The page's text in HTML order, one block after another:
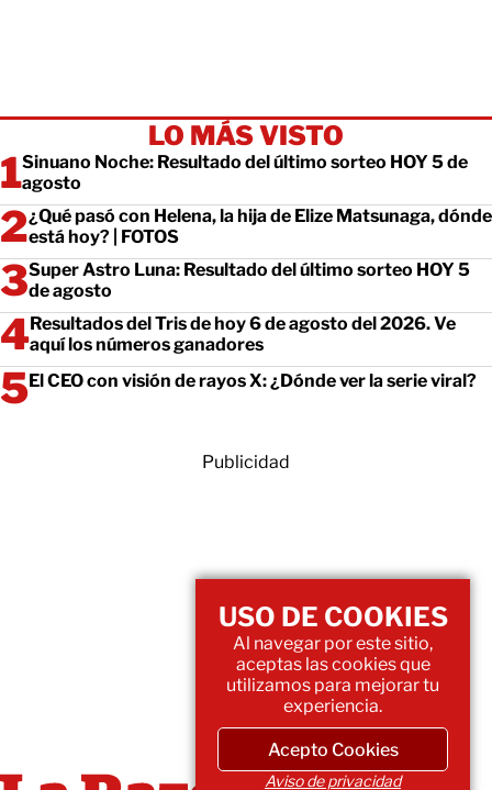
LO MÁS VISTO
Sinuano Noche: Resultado del último sorteo HOY 5 de
agosto
¿Qué pasó con Helena, la hija de Elize Matsunaga, dónde
está hoy? | FOTOS
Super Astro Luna: Resultado del último sorteo HOY 5
de agosto
Resultados del Tris de hoy 6 de agosto del 2026. Ve
aquí los números ganadores
El CEO con visión de rayos X: ¿Dónde ver la serie viral?
Publicidad
USO DE COOKIES
Al navegar por este sitio,
aceptas las cookies que
utilizamos para mejorar tu
experiencia.
Acepto Cookies
Aviso de privacidad